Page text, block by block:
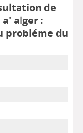
de
alger :
probléme du